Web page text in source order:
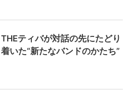
THEティバが対話の先にたどり
着いた“新たなバンドのかたち”